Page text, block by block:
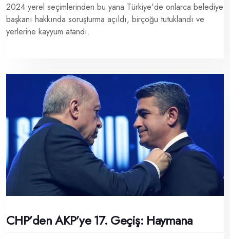
2024 yerel seçimlerinden bu yana Türkiye'de onlarca belediye
başkanı hakkında soruşturma açıldı, birçoğu tutuklandı ve
yerlerine kayyum atandı.
CHP’den AKP’ye 17. Geçiş: Haymana